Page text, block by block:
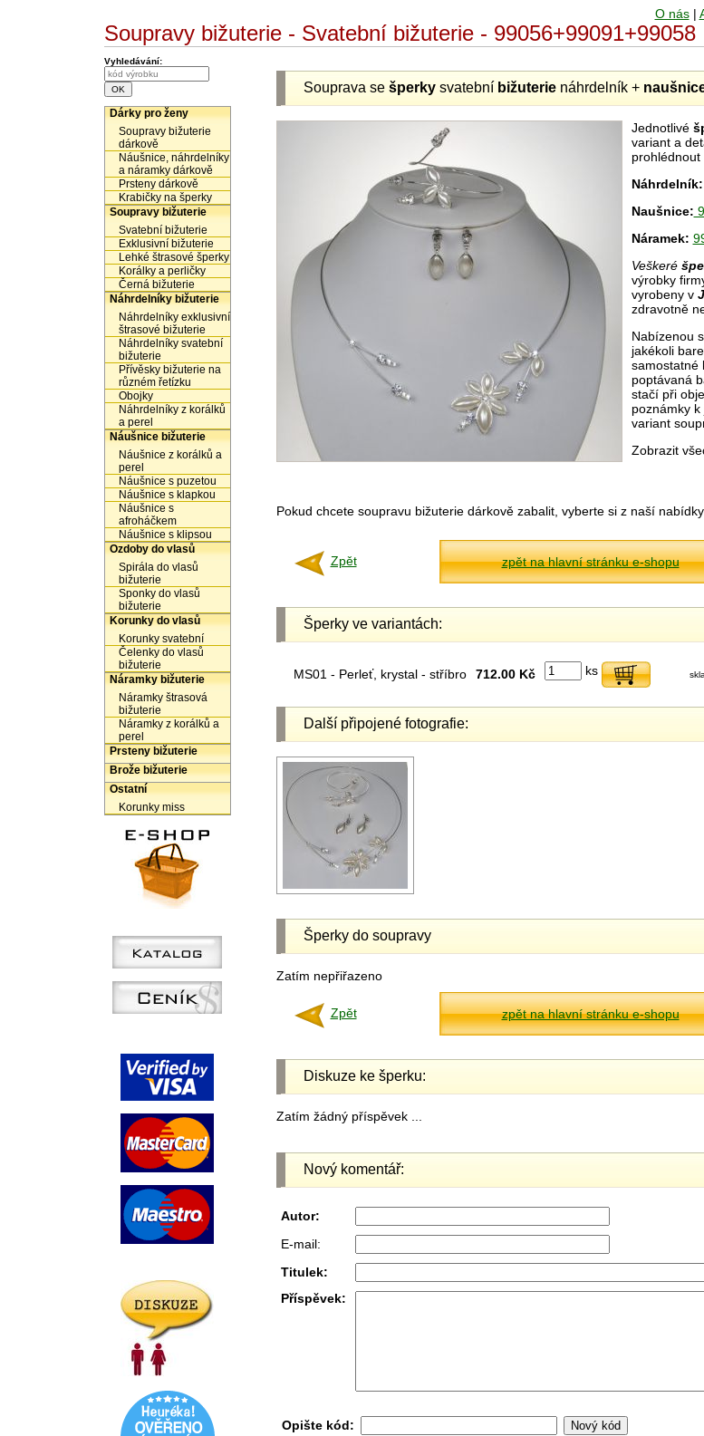
O nás|
Soupravy bižuterie - Svatební bižuterie - 99056+99091+99058
Vyhledávání:
Dárky pro ženy
Soupravy bižuterie
dárkově
Náušnice, náhrdelníky
a náramky dárkově
Prsteny dárkově
Krabičky na šperky
Soupravy bižuterie
Svatební bižuterie
Exklusivní bižuterie
Lehké štrasové šperky
Korálky a perličky
Černá bižuterie
Náhrdelníky bižuterie
Náhrdelníky exklusivní
štrasové bižuterie
Náhrdelníky svatební
bižuterie
Přívěsky bižuterie na
různém řetízku
Obojky
Náhrdelníky z korálků
a perel
Náušnice bižuterie
Náušnice z korálků a
perel
Náušnice s puzetou
Náušnice s klapkou
Náušnice s
afroháčkem
Náušnice s klipsou
Ozdoby do vlasů
Spirála do vlasů
bižuterie
Sponky do vlasů
bižuterie
Korunky do vlasů
Korunky svatební
Čelenky do vlasů
bižuterie
Náramky bižuterie
Náramky štrasová
bižuterie
Náramky z korálků a
perel
Prsteny bižuterie
Brože bižuterie
Ostatní
Korunky miss
Souprava se šperkysvatební bižuterienáhrdelník +
Jednotlivé
variant a
prohlédnout
Náhrdelník:
Naušnice:
Náramek:
Veškeré
výrobky
vyrobeny v
zdravotně
Nabízenou
jakékoli
samostatné
poptávaná
stačí při
poznámky
variant
Zobrazit
Pokud chcete soupravu bižuterie dárkově zabalit, vyberte si z naší nabídky
Zpět zpět na hlavní stránku e-shopu
Šperky ve variantách:
MS01 - Perleť, krystal - stříbro 712.00 Kč ks
Další připojené fotografie:
Šperky do soupravy
Zatím nepřiřazeno
Zpět zpět na hlavní stránku e-shopu
Diskuze ke šperku:
Zatím žádný příspěvek ...
Nový komentář:
Autor:
E-mail:
Titulek:
Příspěvek:
Opište kód: